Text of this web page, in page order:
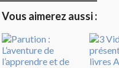
Vous aimerez aussi :